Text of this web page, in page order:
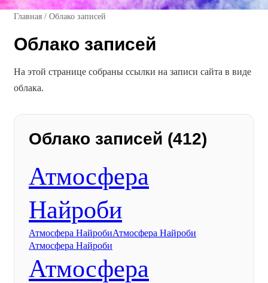
Главная / Облако записей
Облако записей
На этой странице собраны ссылки на записи сайта в виде
облака.
Облако записей (412)
Атмосфера
Найроби
Атмосфера НайробиАтмосфера Найроби
Атмосфера Найроби
Атмосфера